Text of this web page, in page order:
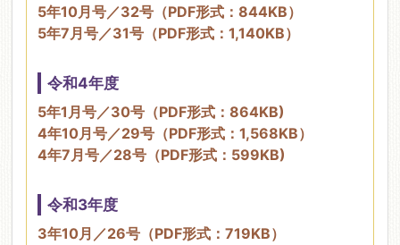
5年10月号／32号（PDF形式：844KB）
5年7月号／31号（PDF形式：1,140KB）
令和4年度
5年1月号／30号（PDF形式：864KB)
4年10月号／29号（PDF形式：1,568KB）
4年7月号／28号（PDF形式：599KB)
令和3年度
3年10月／26号（PDF形式：719KB）